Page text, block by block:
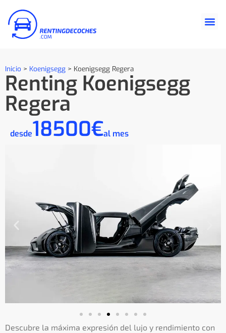
Inicio > Koenigsegg > Koenigsegg Regera
Renting Koenigsegg
Regera
desde18500€al mes
Descubre la máxima expresión del lujo y rendimiento con